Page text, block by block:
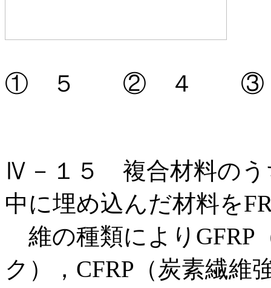
① ５ ② ４ ③
Ⅳ－１５ 複合材料のう
中に埋め込んだ材料を
維の種類によりGFRP
ク），CFRP（炭素繊維